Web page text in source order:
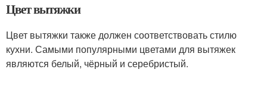
Цвет вытяжки
Цвет вытяжки также должен соответствовать стилю
кухни. Самыми популярными цветами для вытяжек
являются белый, чёрный и серебристый.